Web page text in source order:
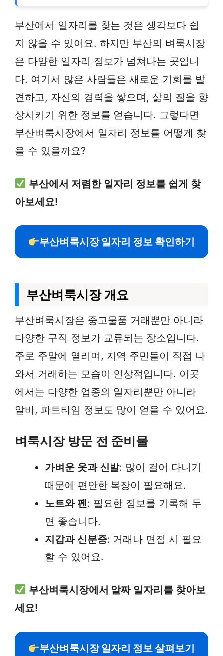
부산에서 일자리를 찾는 것은 생각보다 쉽
지 않을 수 있어요. 하지만 부산의 벼룩시장
은 다양한 일자리 정보가 넘쳐나는 곳입니
다. 여기서 많은 사람들은 새로운 기회를 발
견하고, 자신의 경력을 쌓으며, 삶의 질을 향
상시키기 위한 정보를 얻습니다. 그렇다면
부산벼룩시장에서 일자리 정보를 어떻게 찾
을 수 있을까요?
부산에서 저렴한 일자리 정보를 쉽게 찾
아보세요!
부산벼룩시장 일자리 정보 확인하기
부산벼룩시장 개요
부산벼룩시장은 중고물품 거래뿐만 아니라
다양한 구직 정보가 교류되는 장소입니다.
주로 주말에 열리며, 지역 주민들이 직접 나
와서 거래하는 모습이 인상적입니다. 이곳
에서는 다양한 업종의 일자리뿐만 아니라
알바, 파트타임 정보도 많이 얻을 수 있어요.
벼룩시장 방문 전 준비물
가벼운 옷과 신발: 많이 걸어 다니기
때문에 편안한 복장이 필요해요.
노트와 펜: 필요한 정보를 기록해 두
면 좋습니다.
지갑과 신분증: 거래나 면접 시 필요
할 수 있어요.
부산벼룩시장에서 알짜 일자리를 찾아보
세요!
부산벼룩시장 일자리 정보 살펴보기